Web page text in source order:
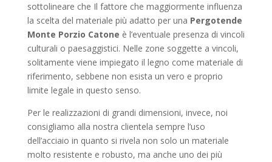
sottolineare che Il fattore che maggiormente influenza
la scelta del materiale più adatto per una Pergotende
Monte Porzio Catone è l’eventuale presenza di vincoli
culturali o paesaggistici. Nelle zone soggette a vincoli,
solitamente viene impiegato il legno come materiale di
riferimento, sebbene non esista un vero e proprio
limite legale in questo senso.
Per le realizzazioni di grandi dimensioni, invece, noi
consigliamo alla nostra clientela sempre l’uso
dell’acciaio in quanto si rivela non solo un materiale
molto resistente e robusto, ma anche uno dei più